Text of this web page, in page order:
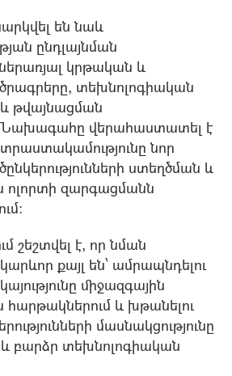
են նաև
ընդլայնման
կրթական և
տեխնոլոգիական
թվայնացման
Նախագահը վերահաստատել է
նոր
ստեղծման և
ոլորտի զարգացմանն
շեշտվել է, որ նման
քայլ են՝ ամրապնդելու
միջազգային
և խթանելու
մասնակցությունը
բարձր տեխնոլոգիական